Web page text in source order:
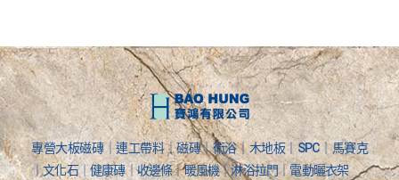
專營大板磁磚｜連工帶料｜磁磚｜衛浴｜木地板｜SPC｜馬賽克
｜文化石｜健康磚｜收邊條｜暖風機｜淋浴拉門｜電動曬衣架